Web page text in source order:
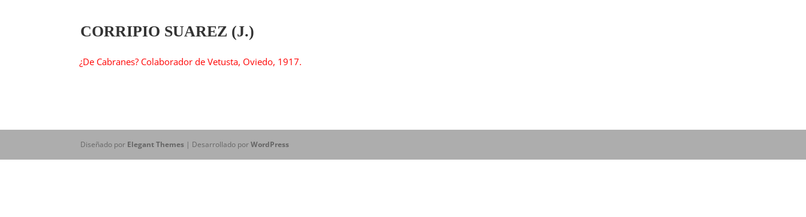
CORRIPIO SUAREZ (J.)
¿De Cabranes? Colaborador de Vetusta, Oviedo, 1917.
Diseñado por Elegant Themes | Desarrollado porWordPress